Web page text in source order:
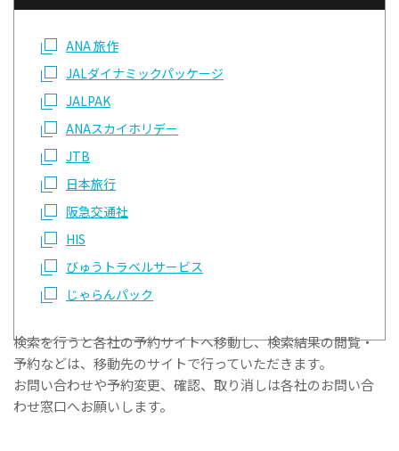
ANA 旅作
JALダイナミックパッケージ
JALPAK
ANAスカイホリデー
JTB
日本旅行
阪急交通社
HIS
びゅうトラベルサービス
じゃらんパック
検索を行うと各社の予約サイトへ移動し、検索結果の閲覧・
予約などは、移動先のサイトで行っていただきます。
お問い合わせや予約変更、確認、取り消しは各社のお問い合
わせ窓口へお願いします。